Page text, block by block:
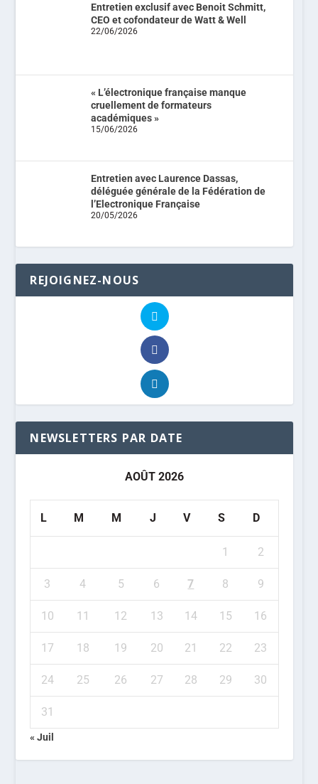
Entretien exclusif avec Benoit Schmitt,
CEO et cofondateur de Watt & Well
22/06/2026
« L’électronique française manque
cruellement de formateurs
académiques »
15/06/2026
Entretien avec Laurence Dassas,
déléguée générale de la Fédération de
l’Electronique Française
20/05/2026
REJOIGNEZ-NOUS
NEWSLETTERS PAR DATE
AOÛT 2026
L M M J V S D
1 2
3 4 5 6 7 8 9
10 11 12 13 14 15 16
17 18 19 20 21 22 23
24 25 26 27 28 29 30
31
« Juil